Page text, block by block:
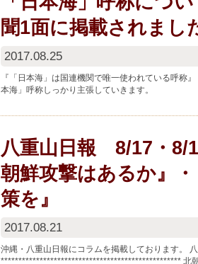
聞1面に掲載されまし
2017.08.25
『「日本海」は国連機関で唯一使われている呼称
本海」呼称しっかり主張していきます。
八重山日報 8/17・8/
朝鮮攻撃はあるか』
策を』
2017.08.21
沖縄・八重山日報にコラムを掲載しております。
*************************************************** 北